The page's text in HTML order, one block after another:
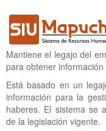
Mantiene el legajo del
para obtener
Está basado en un
información para la
haberes. El sistema se
de la legislación vigente.